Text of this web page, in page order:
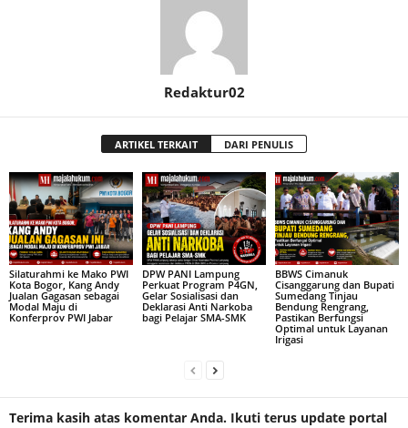
Redaktur02
ARTIKEL TERKAIT DARI PENULIS
Silaturahmi ke Mako PWI
Kota Bogor, Kang Andy
Jualan Gagasan sebagai
Modal Maju di
Konferprov PWI Jabar
DPW PANI Lampung
Perkuat Program P4GN,
Gelar Sosialisasi dan
Deklarasi Anti Narkoba
bagi Pelajar SMA-SMK
BBWS Cimanuk
Cisanggarung dan Bupati
Sumedang Tinjau
Bendung Rengrang,
Pastikan Berfungsi
Optimal untuk Layanan
Irigasi
Terima kasih atas komentar Anda. Ikuti terus update portal